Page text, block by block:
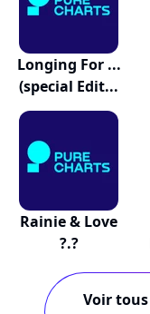
Longing For ...
(special Edit...
Rainie & Love
?.?
Voir